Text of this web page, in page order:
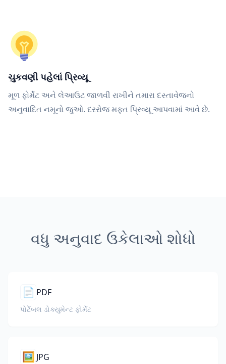
ચુકવણી પહેલાં પ્રિવ્યૂ
મૂળ ફોર્મેટ અને લેઆઉટ જાળવી રાખીને તમારા દસ્તાવેજનો
અનુવાદિત નમૂનો જુઓ. દરરોજ મફત પ્રિવ્યૂ આપવામાં આવે છે.
વધુ અનુવાદ ઉકેલાઓ શોધો
📄 PDF
પોર્ટેબલ ડોક્યુમેન્ટ ફોર્મેટ
🖼️ JPG